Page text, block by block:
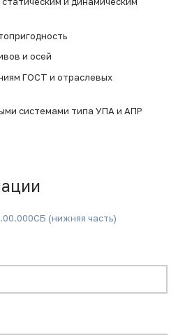
и осей
ГОСТ и отраслевых
системами типа УПА и АПР
(нижняя часть)